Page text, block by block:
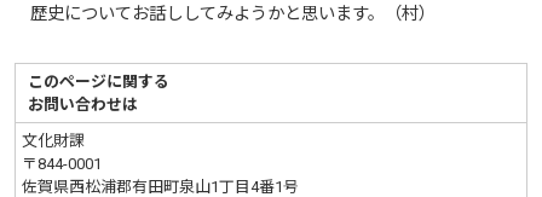
歴史についてお話ししてみようかと思います。（村）
このページに関する
お問い合わせは
文化財課
〒844-0001
佐賀県西松浦郡有田町泉山1丁目4番1号